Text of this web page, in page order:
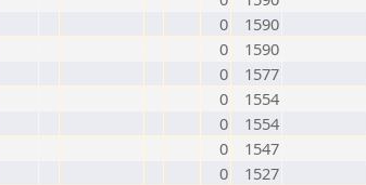
0
1590
0
1590
0
1577
0
1554
0
1554
0
1547
0
1527